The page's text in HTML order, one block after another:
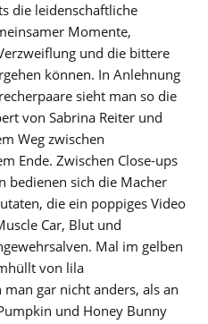
die leidenschaftliche
Momente,
und die bittere
können. In Anlehnung
sieht man so die
von Sabrina Reiter und
Weg zwischen
Ende. Zwischen Close-ups
bedienen sich die Macher
die ein poppiges Video
Car, Blut und
Mal im gelben
von lila
man gar nicht anders, als an
und Honey Bunny